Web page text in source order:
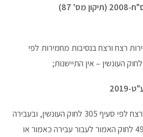
(תיקון מס' 55) תשס"ח-2008 (תיקון מס' 87)
רצח ורצח בנסיבות מחמירות לפי
(2) בעבירת ניסיון לרצח לפי סעיף 305 לחוק העונשין, ובעבירה
של קשר לפי סעיף 499 לחוק האמור לעבור עבירה כאמור או